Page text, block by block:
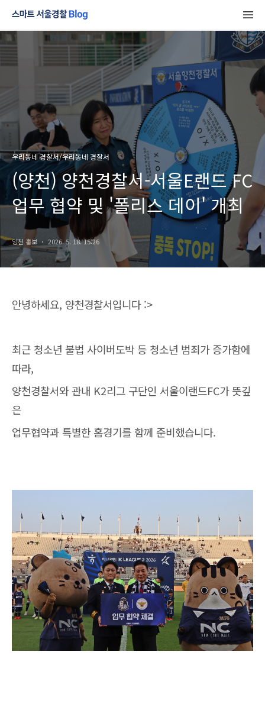
우리동네 경찰서/우리동네 경찰서
(양천) 양천경찰서-서울E랜드 FC
업무 협약 및 '폴리스 데이' 개최
양천 홍보 2026. 5. 18. 15:26
안녕하세요, 양천경찰서입니다 :>
최근 청소년 불법 사이버도박 등 청소년 범죄가 증가함에
따라,
양천경찰서와 관내 K2리그 구단인 서울이랜드FC가 뜻깊
은
업무협약과 특별한 홈경기를 함께 준비했습니다.